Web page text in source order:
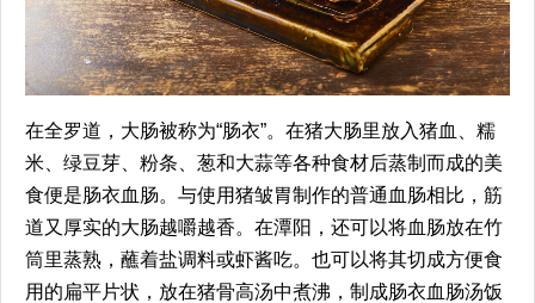
在全罗道，大肠被称为“肠衣”。在猪大肠里放入猪血、糯
米、绿豆芽、粉条、葱和大蒜等各种食材后蒸制而成的美
食便是肠衣血肠。与使用猪皱胃制作的普通血肠相比，筋
道又厚实的大肠越嚼越香。在潭阳，还可以将血肠放在竹
筒里蒸熟，蘸着盐调料或虾酱吃。也可以将其切成方便食
用的扁平片状，放在猪骨高汤中煮沸，制成肠衣血肠汤饭